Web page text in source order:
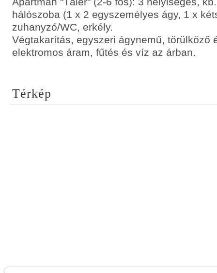
hálószoba (1 x 2 egyszemélyes ágy, 1 x
zuhanyzó/WC, erkély.
Végtakarítás, egyszeri ágynemű, törülköző
elektromos áram, fűtés és víz az árban.
Térkép